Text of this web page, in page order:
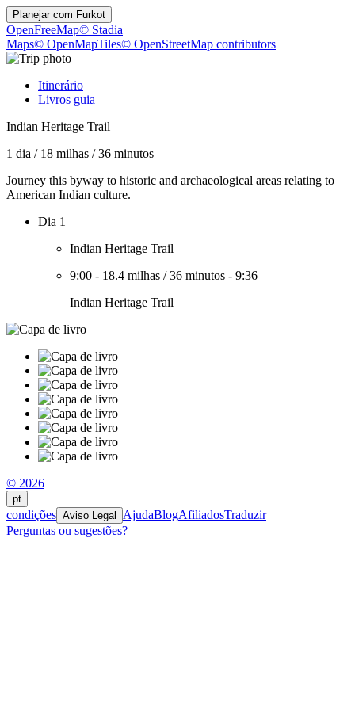
Planejar com Furkot
OpenFreeMap© Stadia
Maps© OpenMapTiles© OpenStreetMap contributors
Itinerário
Livros guia
Indian Heritage Trail
1 dia / 18 milhas /36 minutos
Journey this byway to historic and archaeological areas relating to
American Indian culture.
Dia 1
Indian Heritage Trail
9:00 - 18.4 milhas /36 minutos - 9:36
Indian Heritage Trail
© 2026
pt
condições Aviso Legal AjudaBlogAfiliadosTraduzir
Perguntas ou sugestões?